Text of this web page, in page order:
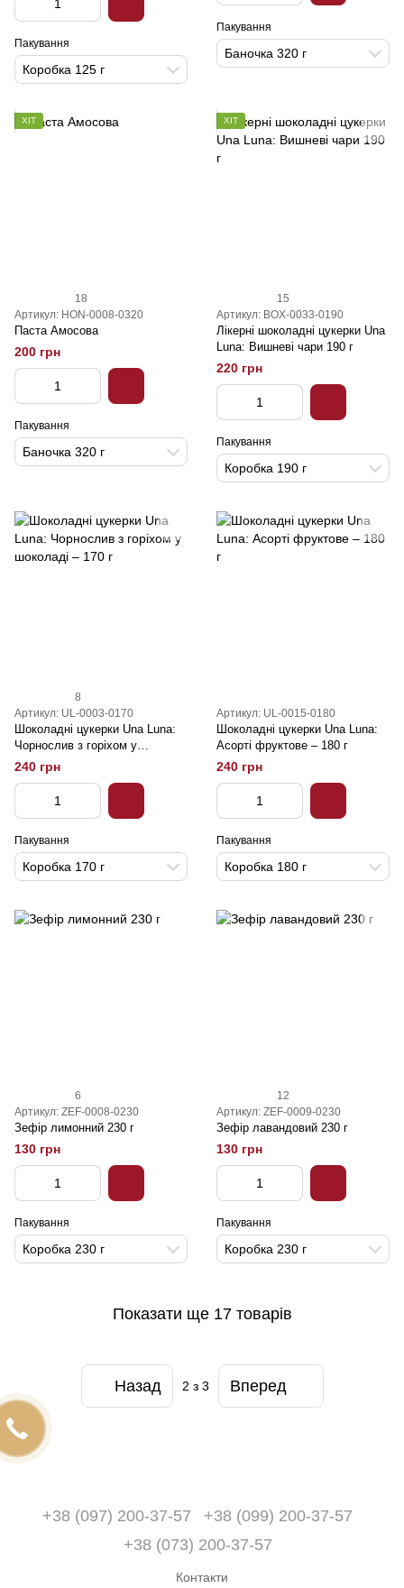
Пакування
Коробка 125 г
Пакування
Баночка 320 г
ХІТ
18
Артикул: HON-0008-0320
Паста Амосова
200 грн
Пакування
Баночка 320 г
ХІТ
15
Артикул: BOX-0033-0190
Лікерні шоколадні цукерки Una
Luna: Вишневі чари 190 г
220 грн
Пакування
Коробка 190 г
8
Артикул: UL-0003-0170
Шоколадні цукерки Una Luna:
Чорнослив з горіхом у
шоколаді – 170 г
240 грн
Пакування
Коробка 170 г
Артикул: UL-0015-0180
Шоколадні цукерки Una Luna:
Асорті фруктове – 180 г
240 грн
Пакування
Коробка 180 г
6
Артикул: ZEF-0008-0230
Зефір лимонний 230 г
130 грн
Пакування
Коробка 230 г
12
Артикул: ZEF-0009-0230
Зефір лавандовий 230 г
130 грн
Пакування
Коробка 230 г
Показати ще 17 товарів
Назад 2 з 3 Вперед
+38 (097) 200-37-57
+38 (099) 200-37-57
+38 (073) 200-37-57
Контакти